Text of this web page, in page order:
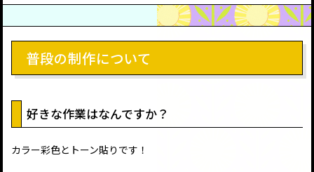
普段の制作について
好きな作業はなんですか？
カラー彩色とトーン貼りです！